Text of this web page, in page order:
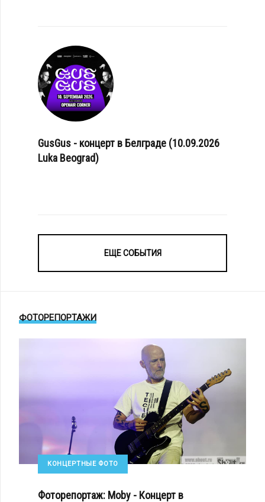
GusGus - концерт в Белграде (10.09.2026
Luka Beograd)
ЕЩЕ СОБЫТИЯ
ФОТОРЕПОРТАЖИ
КОНЦЕРТНЫЕ ФОТО
Фоторепортаж: Moby - Концерт в